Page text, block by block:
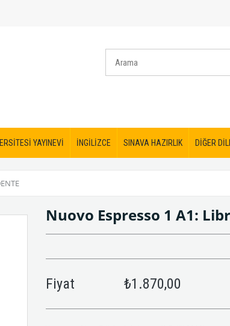
YAYINEVİ İNGİLİZCE SINAVA HAZIRLIK DİĞER
Nuovo Espresso 1 A1:
Fiyat ₺1.870,00